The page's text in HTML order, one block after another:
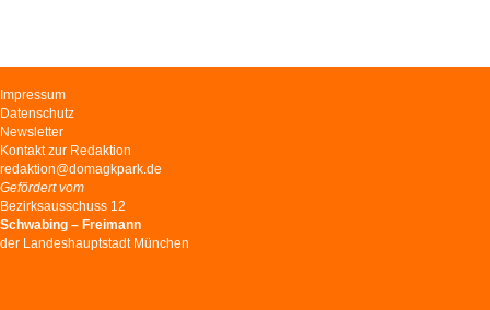
Navigation
überspringen
Impressum
Datenschutz
Newsletter
Kontakt zur Redaktion
redaktion@domagkpark.de
Gefördert vom
Bezirksausschuss 12
Schwabing – Freimann
der Landeshauptstadt München